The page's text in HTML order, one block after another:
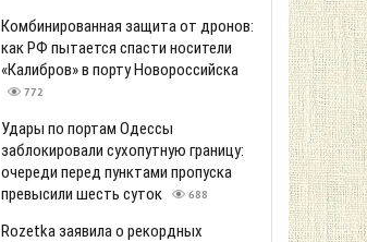
Комбинированная защита от дронов:
как РФ пытается спасти носители
«Калибров» в порту Новороссийска
772
Удары по портам Одессы
заблокировали сухопутную границу:
очереди перед пунктами пропуска
превысили шесть суток
688
Rozetka заявила о рекордных